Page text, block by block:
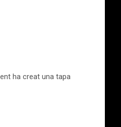
ha creat una tapa